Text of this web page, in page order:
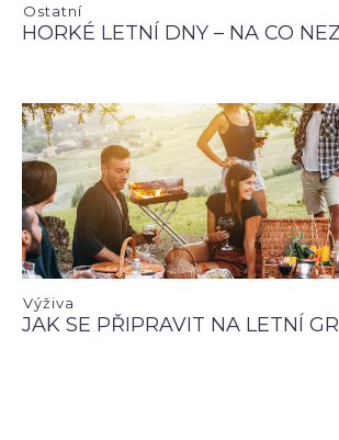
Ostatní
HORKÉ LETNÍ DNY – NA CO
Výživa
JAK SE PŘIPRAVIT NA LETNÍ